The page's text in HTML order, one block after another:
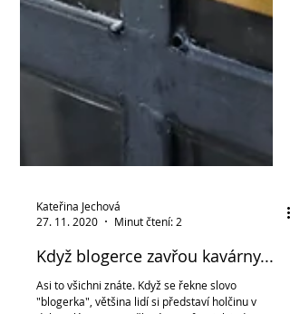
27. 11. 2020
Minut čtení: 2
Když blogerce zavřou kavárny...